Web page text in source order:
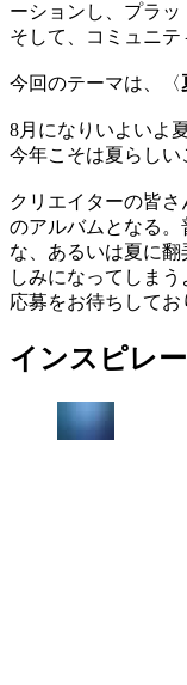
ーションし、プラッ
そして、コミュニテ
今回のテーマは、〈
8月になりいよいよ
今年こそは夏らしい
クリエイターの皆
のアルバムとなる。
な、あるいは夏に
しみになってしま
応募をお待ちしてお
インスピレ